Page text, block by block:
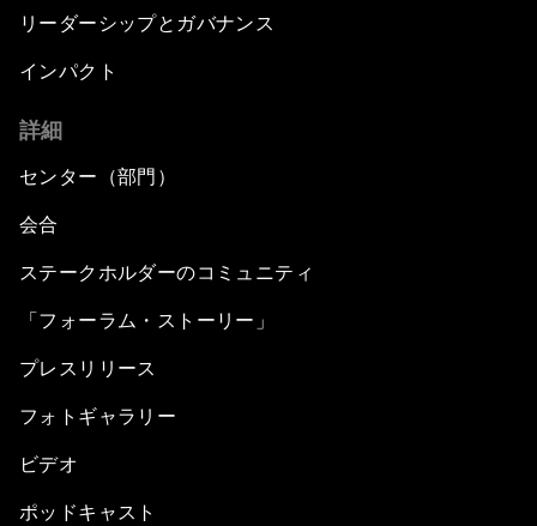
リーダーシップとガバナンス
インパクト
詳細
センター（部門）
会合
ステークホルダーのコミュニティ
「フォーラム・ストーリー」
プレスリリース
フォトギャラリー
ビデオ
ポッドキャスト